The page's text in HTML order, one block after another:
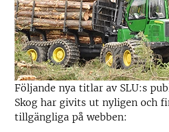
Följande nya titlar av SLU:s
Skog har givits ut nyligen och
tillgängliga på webben: